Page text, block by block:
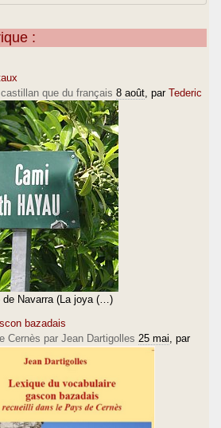
:
que du français 8 août , par Tederic
de Navarra (La joya (…)
bazadais
Cernès par Jean Dartigolles 25 mai , par